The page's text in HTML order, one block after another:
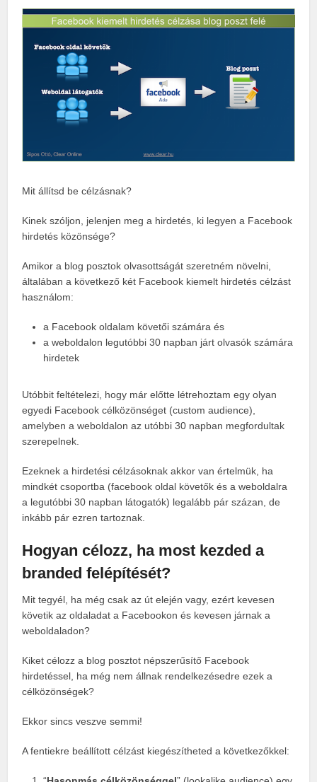
Mit állítsd be célzásnak?
Kinek szóljon, jelenjen meg a hirdetés, ki legyen a Facebook
hirdetés közönsége?
Amikor a blog posztok olvasottságát szeretném növelni,
általában a következő két Facebook kiemelt hirdetés célzást
használom:
a Facebook oldalam követői számára és
a weboldalon legutóbbi 30 napban járt olvasók számára
hirdetek
Utóbbit feltételezi, hogy már előtte létrehoztam egy olyan
egyedi Facebook célközönséget (custom audience),
amelyben a weboldalon az utóbbi 30 napban megfordultak
szerepelnek.
Ezeknek a hirdetési célzásoknak akkor van értelmük, ha
mindkét csoportba (facebook oldal követők és a weboldalra
a legutóbbi 30 napban látogatók) legalább pár százan, de
inkább pár ezren tartoznak.
Hogyan célozz, ha most kezded a
branded felépítését?
Mit tegyél, ha még csak az út elején vagy, ezért kevesen
követik az oldaladat a Facebookon és kevesen járnak a
weboldaladon?
Kiket célozz a blog posztot népszerűsítő Facebook
hirdetéssel, ha még nem állnak rendelkezésedre ezek a
célközönségek?
Ekkor sincs veszve semmi!
A fentiekre beállított célzást kiegészítheted a következőkkel: